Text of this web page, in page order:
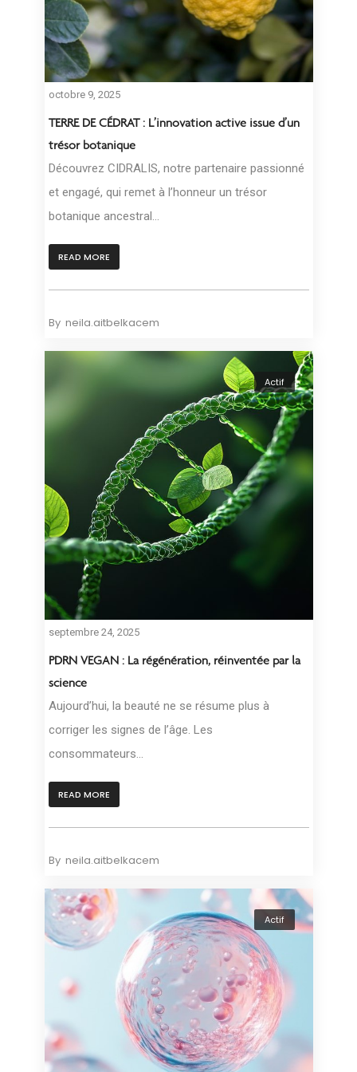
octobre 9, 2025
TERRE DE CÉDRAT : L’innovation active issue d’un
trésor botanique
Découvrez CIDRALIS, notre partenaire passionné
et engagé, qui remet à l’honneur un trésor
botanique ancestral...
READ MORE
By neila.aitbelkacem
Actif
septembre 24, 2025
PDRN VEGAN : La régénération, réinventée par la
science
Aujourd’hui, la beauté ne se résume plus à
corriger les signes de l’âge. Les
consommateurs...
READ MORE
By neila.aitbelkacem
Actif